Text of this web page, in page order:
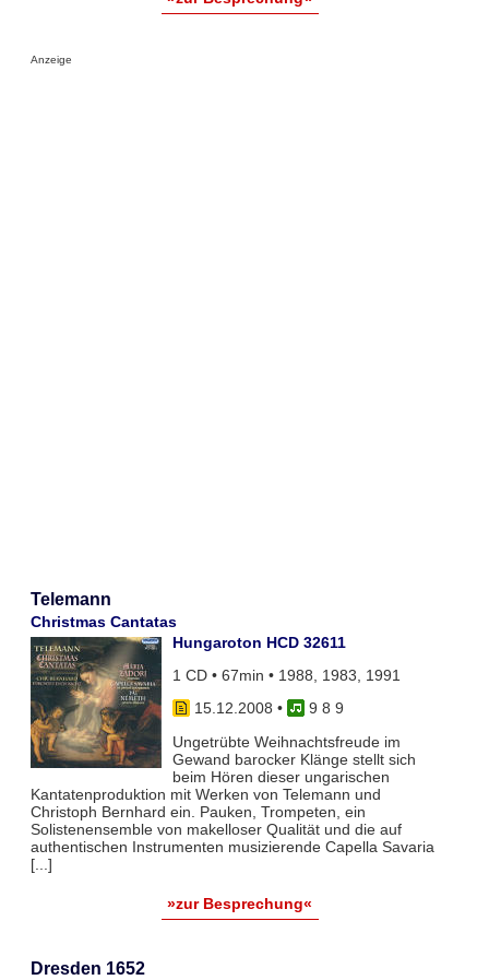
Anzeige
Telemann
Christmas Cantatas
Hungaroton HCD 32611
1 CD • 67min • 1988, 1983, 1991
15.12.2008 •
9 8 9
Ungetrübte Weihnachtsfreude im
Gewand barocker Klänge stellt sich
beim Hören dieser ungarischen
Kantatenproduktion mit Werken von Telemann und
Christoph Bernhard ein. Pauken, Trompeten, ein
Solistenensemble von makelloser Qualität und die auf
authentischen Instrumenten musizierende Capella Savaria
[...]
»zur Besprechung«
Dresden 1652